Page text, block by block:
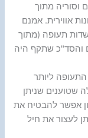
וסוריה מתוך
אווירית. אמנם
בתקיפת שדות תעופה (מתוך
והסד"כ שתקף היה
ליותר
שטוענים שניתן
אפשר להבטיח את
לעצור את חיל